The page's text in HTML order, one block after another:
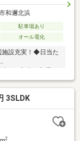
和邇北浜
駐車場あり
オール電化
設充実！◆日当た
和邇南浜店 …1，
～弊社の特徴～◆
！◆店舗内キッズ
3SLDK
2